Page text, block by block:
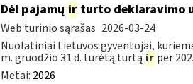
Dėl pajamų irturto deklaravimo
Web turinio sąrašas 2026-03-24
Nuolatiniai Lietuvos gyventojai,
m. gruodžio 31 d. turėtą turtą ir per
Metai: 2026